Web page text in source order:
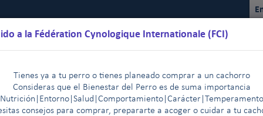
a la Fédération Cynologique Internationale (FCI)
Tienes ya a tu perro o tienes planeado comprar a un cachorro
Consideras que el Bienestar del Perro es de suma importancia
consejos para comprar, prepararte a acoger o cuidar a tu